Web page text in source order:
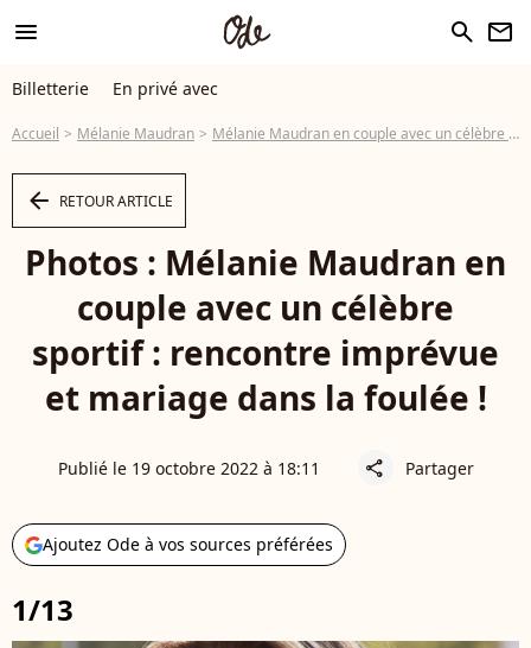
menu search newsletter
Billetterie En privé avec
Accueil Mélanie Maudran Mélanie Maudran en couple avec un célèbre sportif : rencontre imprévue et mariage dans la foulée !
arrow_left RETOUR ARTICLE
Photos : Mélanie Maudran en
couple avec un célèbre
sportif : rencontre imprévue
et mariage dans la foulée !
Publié le 19 octobre 2022 à 18:11 share Partager
Ajoutez Ode à vos sources préférées
1/13